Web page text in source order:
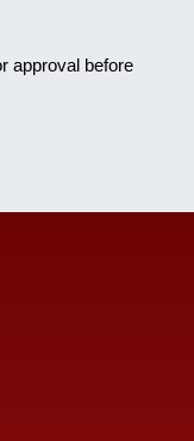
approval before